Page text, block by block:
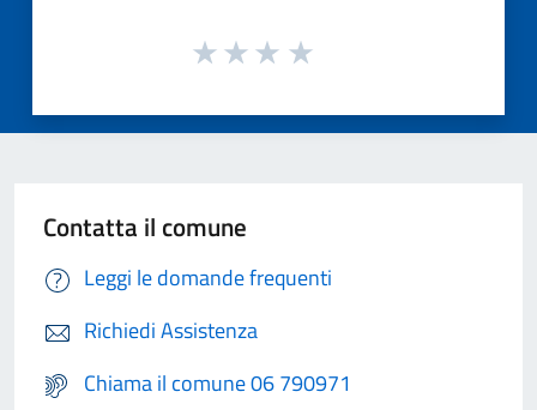
Contatta il comune
Leggi le domande frequenti
Richiedi Assistenza
Chiama il comune 06 790971